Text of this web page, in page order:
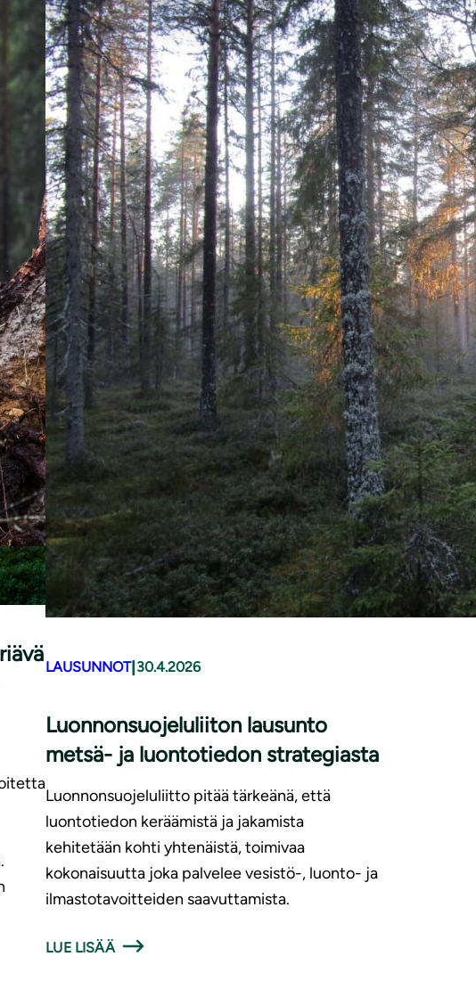
LAUSUNNOT| 30.4.2026
Luonnonsuojeluliiton lausunto
metsä- ja luontotiedon strategiasta
Luonnonsuojeluliitto pitää tärkeänä, että
luontotiedon keräämistä ja jakamista
kehitetään kohti yhtenäistä, toimivaa
kokonaisuutta joka palvelee vesistö-, luonto- ja
ilmastotavoitteiden saavuttamista.
LUE LISÄÄ